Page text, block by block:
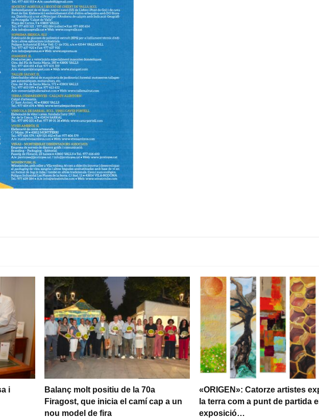
i
Balanç molt positiu de la 70a
Firagost, que inicia el camí cap a un
nou model de fira
«ORIGEN»: Catorze artistes
la terra com a punt de partida
exposició…